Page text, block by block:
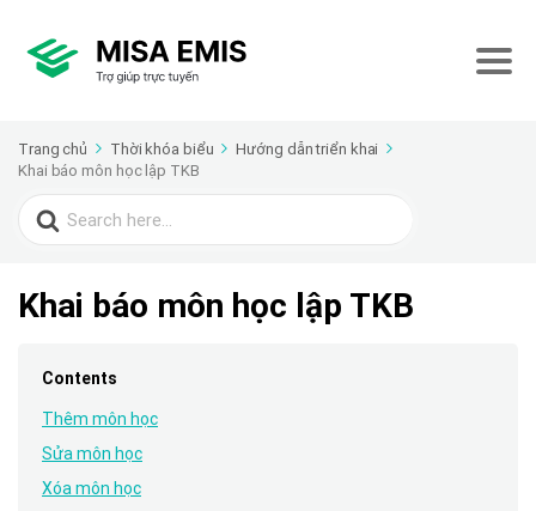
Trang chủ Thời khóa biểu
Hướng dẫn triển khai
Khai báo môn học lập TKB
Search
for:
Khai báo môn học lập TKB
Contents
Thêm môn học
Sửa môn học
Xóa môn học